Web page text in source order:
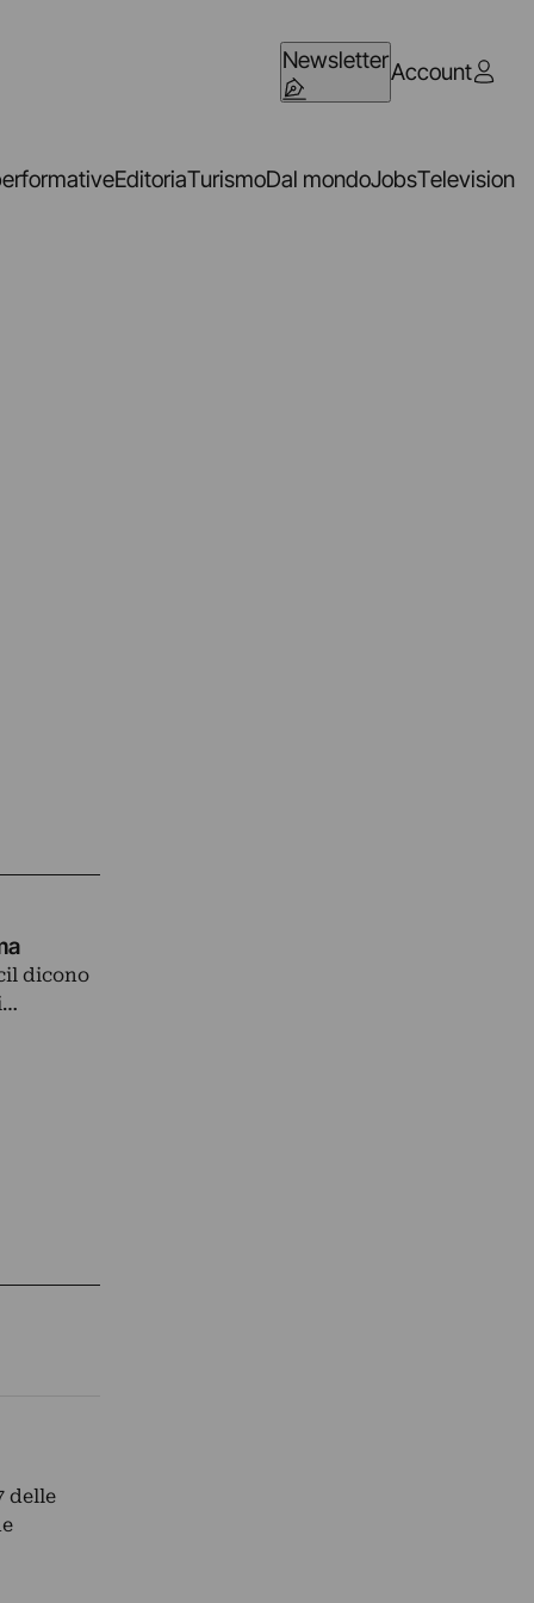
NewsletterAccount
EditoriaTurismoDal mondoJobsTelevision
dicono
delle